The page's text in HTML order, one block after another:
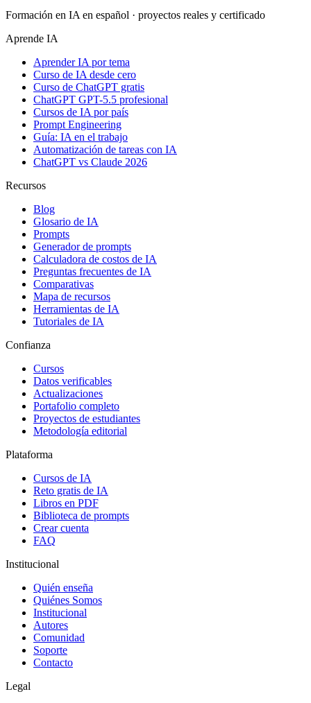
Formación en IA en español · proyectos reales y certificado
Aprende IA
Aprender IA por tema
Curso de IA desde cero
Curso de ChatGPT gratis
ChatGPT GPT-5.5 profesional
Cursos de IA por país
Prompt Engineering
Guía: IA en el trabajo
Automatización de tareas con IA
ChatGPT vs Claude 2026
Recursos
Blog
Glosario de IA
Prompts
Generador de prompts
Calculadora de costos de IA
Preguntas frecuentes de IA
Comparativas
Mapa de recursos
Herramientas de IA
Tutoriales de IA
Confianza
Cursos
Datos verificables
Actualizaciones
Portafolio completo
Proyectos de estudiantes
Metodología editorial
Plataforma
Cursos de IA
Reto gratis de IA
Libros en PDF
Biblioteca de prompts
Crear cuenta
FAQ
Institucional
Quién enseña
Quiénes Somos
Institucional
Autores
Comunidad
Soporte
Contacto
Legal